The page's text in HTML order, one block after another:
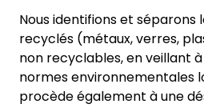
Nous identifions et séparons
recyclés (métaux, verres,
non recyclables, en veillant
normes environnementales
procède également à une